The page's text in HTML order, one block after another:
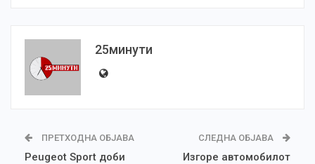
25минути
ПРЕТХОДНА ОБЈАВА
Peugeot Sport доби
СЛЕДНА ОБЈАВА
Изгоре автомобилот